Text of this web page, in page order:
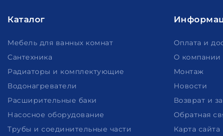
Каталог
Мебель для ванных комнат
Сантехника
Радиаторы и комплектующие
Водонагреватели
Расширительные баки
Насосное оборудование
Трубы и соединительные части
Оплата и
О компании
Монтаж
Новости
Возврат и
Обратная
Карта сайта